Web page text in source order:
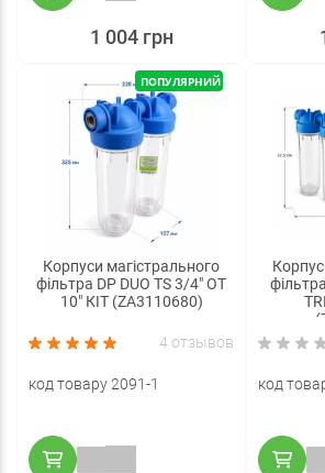
1 004 грн
ПОПУЛЯРНИЙ
Корпуси магістрального
фільтра DP DUO TS 3/4" OT
10" КІТ (ZA3110680)
4 отзывов
код товару 2091-1 код